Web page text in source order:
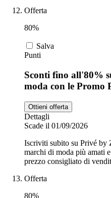
Offerta
80%
Salva
Punti
Sconti fino all'80%
moda con le Promo
Ottieni offerta
Dettagli
Scade il 01/09/2026
Iscriviti subito su Privé by
marchi di moda più amati
prezzo consigliato di
Offerta
80%